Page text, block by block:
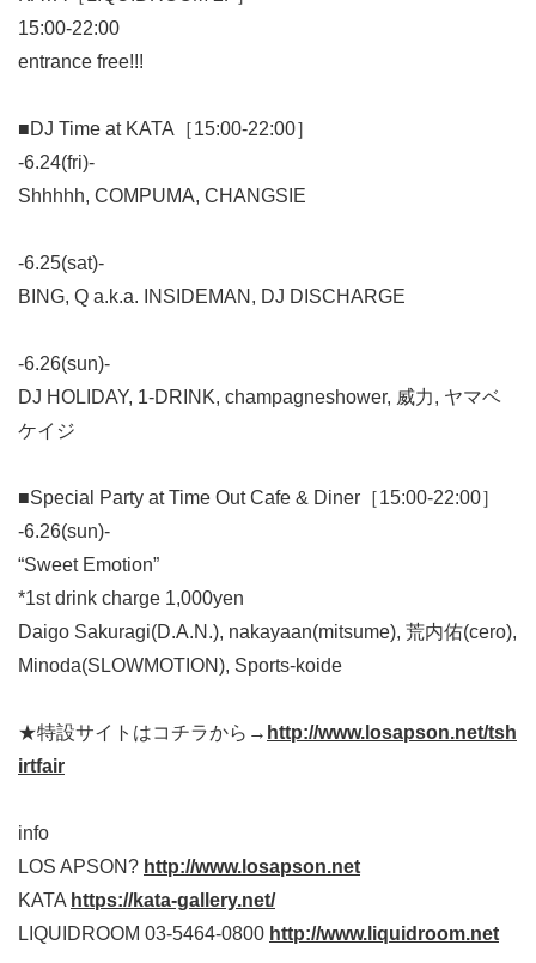
15:00-22:00
entrance free!!!
■DJ Time at KATA［15:00-22:00］
-6.24(fri)-
Shhhhh, COMPUMA, CHANGSIE
-6.25(sat)-
BING, Q a.k.a. INSIDEMAN, DJ DISCHARGE
-6.26(sun)-
DJ HOLIDAY, 1-DRINK, champagneshower, 威力, ヤマベ
ケイジ
■Special Party at Time Out Cafe & Diner［15:00-22:00］
-6.26(sun)-
“Sweet Emotion”
*1st drink charge 1,000yen
Daigo Sakuragi(D.A.N.), nakayaan(mitsume), 荒内佑(cero),
Minoda(SLOWMOTION), Sports-koide
★特設サイトはコチラから→ http://www.losapson.net/tsh
irtfair
info
LOS APSON? http://www.losapson.net
KATA https://kata-gallery.net/
LIQUIDROOM 03-5464-0800 http://www.liquidroom.net